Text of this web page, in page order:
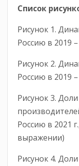
Список
Рисунок 1.
Россию в 2019
Рисунок 2.
Россию в
Рисунок 3.
Россию в 2021
выражении)
Рисунок 4.